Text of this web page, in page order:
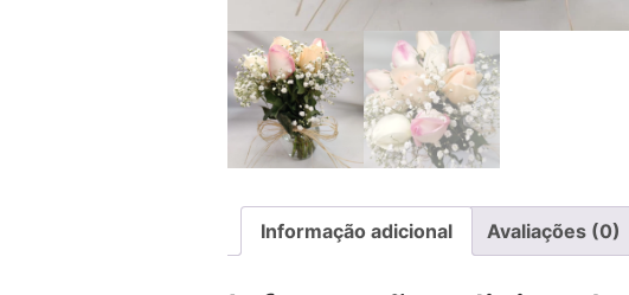
Informação adicional Avaliações (0)